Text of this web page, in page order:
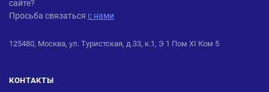
сайте?
Просьба связаться с нами
125480, Москва, ул. Туристская, д.33, к.1, Э 1 Пом XI Ком 5
КОНТАКТЫ